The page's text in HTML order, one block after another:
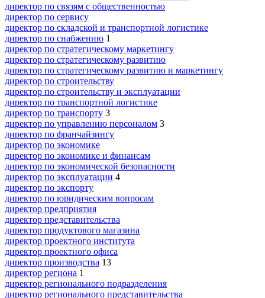
директор по связям с общественностью
директор по сервису
директор по складской и транспортной логистике
директор по снабжению 1
директор по стратегическому маркетингу
директор по стратегическому развитию
директор по стратегическому развитию и маркетингу
директор по строительству
директор по строительству и эксплуатации
директор по транспортной логистике
директор по транспорту 3
директор по управлению персоналом 3
директор по франчайзингу
директор по экономике
директор по экономике и финансам
директор по экономической безопасности
директор по эксплуатации 4
директор по экспорту
директор по юридическим вопросам
директор предприятия
директор представительства
директор продуктового магазина
директор проектного института
директор проектного офиса
директор производства 13
директор региона 1
директор регионального подразделения
директор регионального представительства